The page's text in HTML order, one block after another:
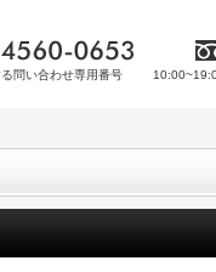
問い合わせ専用番号